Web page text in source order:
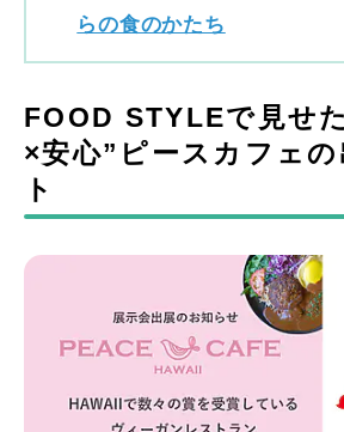
らの食のかたち
FOOD STYLEで見せ
×安心”ピースカフェ
ト